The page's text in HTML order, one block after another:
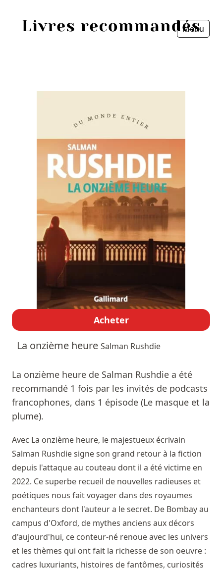
Menu
Acheter
La onzième heure Salman Rushdie
La onzième heure de Salman Rushdie a été
recommandé 1 fois par les invités de podcasts
francophones, dans 1 épisode (Le masque et la
plume).
Avec La onzième heure, le majestueux écrivain
Salman Rushdie signe son grand retour à la fiction
depuis l'attaque au couteau dont il a été victime en
2022. Ce superbe recueil de nouvelles radieuses et
poétiques nous fait voyager dans des royaumes
enchanteurs dont l'auteur a le secret. De Bombay au
campus d'Oxford, de mythes anciens aux décors
d'aujourd'hui, ce conteur-né renoue avec les univers
et les thèmes qui ont fait la richesse de son oeuvre :
cadres luxuriants, histoires de fantômes, curiosités
Personnes
Livres les plus recommandés
Prix littéraires
Fermer